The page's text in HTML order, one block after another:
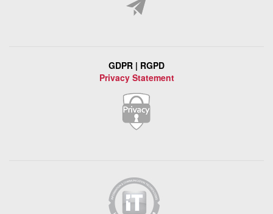
GDPR | RGPD
Privacy Statement